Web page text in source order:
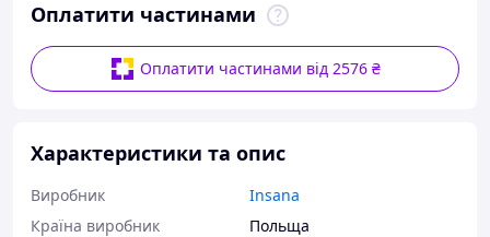
Оплатити частинами
Оплатити частинами від 2576 ₴
Характеристики та опис
Виробник
Insana
Країна виробник
Польща